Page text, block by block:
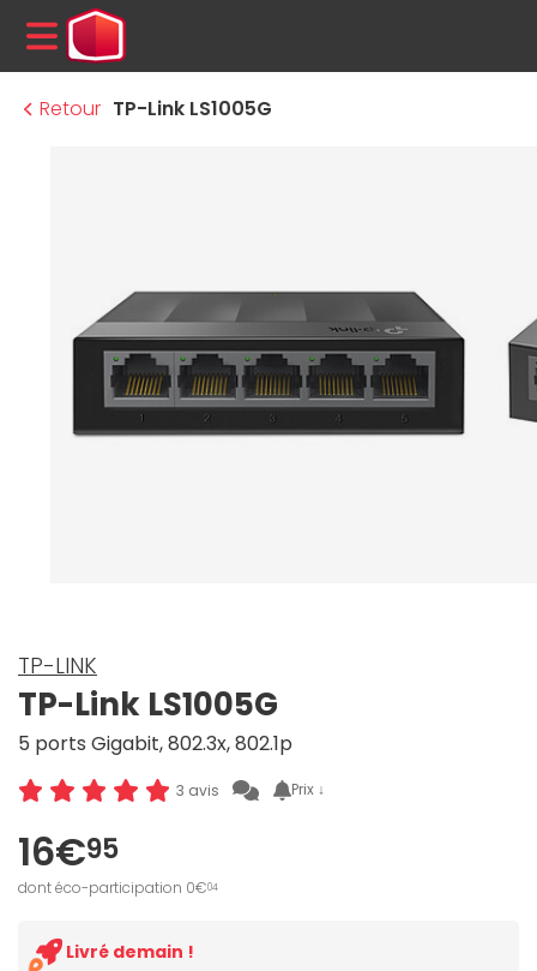
MENU
Retour TP-Link LS1005G
TP-LINK
TP-Link LS1005G
5 ports Gigabit, 802.3x, 802.1p
3 avis Prix ↓
16€95
dont éco-participation 0€04
Livré demain !